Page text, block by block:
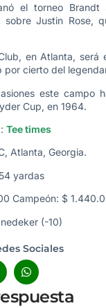
el torneo Brandt
Justin Rose,
en Atlanta, será
por cierto del
este campo
Cup, en 1964.
: Tee times
Atlanta, Georgia.
yardas
Campeón: $
(-10)
Sociales